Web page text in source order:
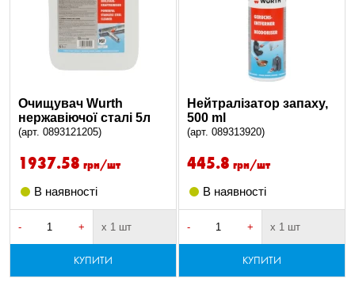
Очищувач Wurth
нержавіючої сталі 5л
(арт. 0893121205)
1937.58 грн/шт
В наявності
- + х 1 шт
КУПИТИ
Нейтралізатор запаху,
500 ml
(арт. 089313920)
445.8 грн/шт
В наявності
- + х 1 шт
КУПИТИ